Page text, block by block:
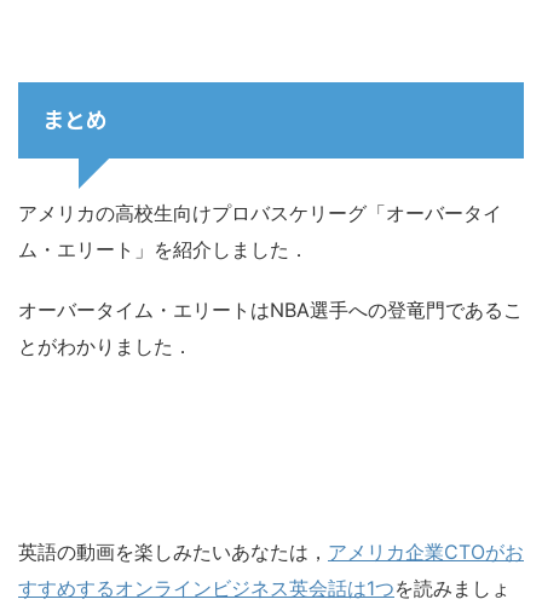
まとめ
アメリカの高校生向けプロバスケリーグ「オーバータイ
ム・エリート」を紹介しました．
オーバータイム・エリートはNBA選手への登竜門であるこ
とがわかりました．
英語の動画を楽しみたいあなたは， アメリカ企業CTOがお
すすめするオンラインビジネス英会話は1つを読みましょ